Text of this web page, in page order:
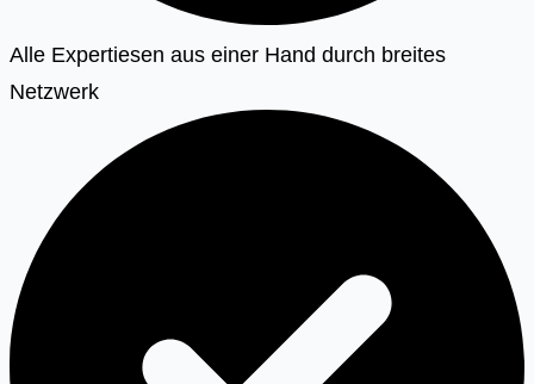
Alle Expertiesen aus einer Hand durch breites
Netzwerk